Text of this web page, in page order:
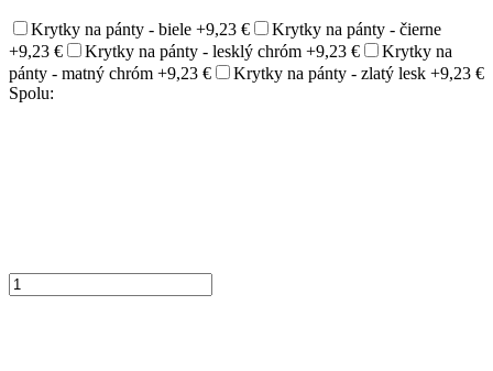
Krytky na pánty - biele +9,23 €
Krytky na pánty - čierne
+9,23 €
Krytky na pánty - lesklý chróm +9,23 €
Krytky na
pánty - matný chróm +9,23 € Krytky na pánty - zlatý lesk +9,23 €
Spolu: